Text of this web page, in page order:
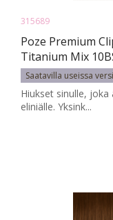
315689
Poze Premium
Titanium Mix
Saatavilla useissa
Hiukset sinulle,
eliniälle. Yksink...